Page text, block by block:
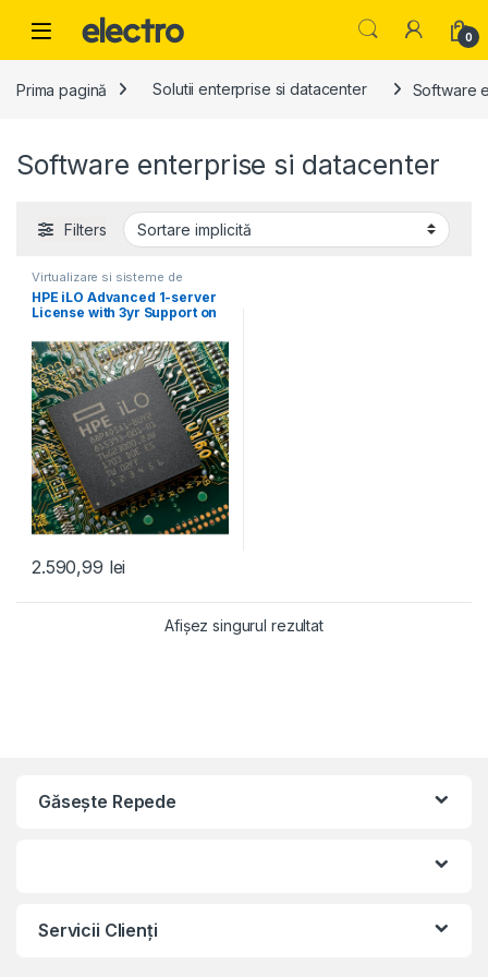
0
Prima pagină Solutii enterprise si datacenter Software
Software enterprise si datacenter
Filters
Virtualizare si sisteme de
operare
HPE iLO Advanced 1-server
License with 3yr Support on
2.590,99 lei
Afișez singurul rezultat
Găseşte Repede
Servicii Clienţi